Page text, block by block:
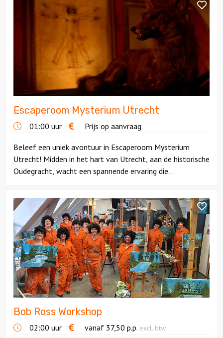
Teamtrainingen
Rondleidingen
Wandelingen
Segwaytours
Solextours
Feesten
Themafeesten
Dinnershows
Escaperoom
Escaperoom Mysterium Utrecht
01:00 uur Prijs op aanvraag
Beleef een uniek avontuur in Escaperoom Mysterium
Utrecht! Midden in het hart van Utrecht, aan de historische
Oudegracht, wacht een spannende ervaring die...
Bekijk
Bob
Ross
Workshop
Bob Ross Workshop
02:00 uur vanaf 37,50 p.p. excl. btw